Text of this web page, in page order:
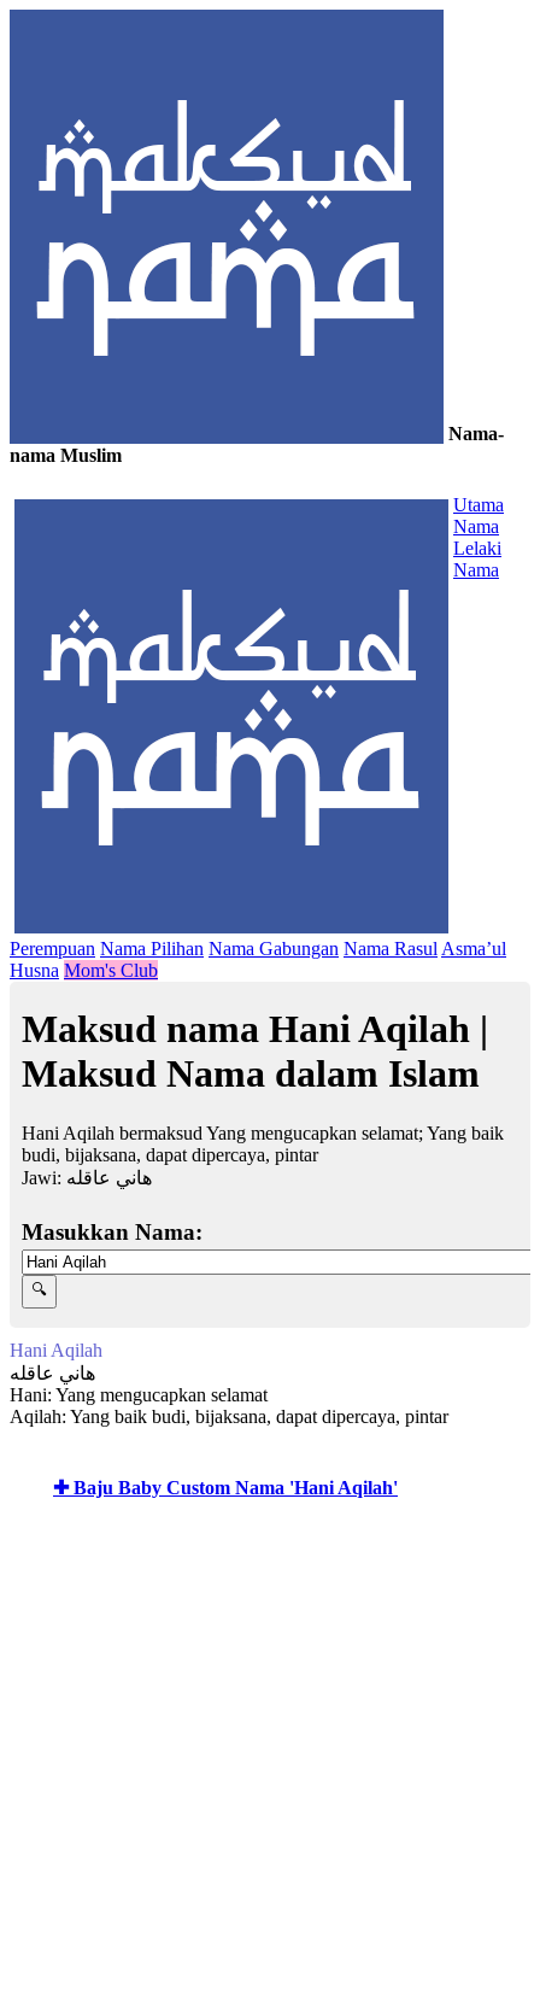
Nama-
nama Muslim
Utama
Nama
Lelaki
Nama
Perempuan Nama Pilihan Nama Gabungan Nama Rasul Asma’ul
Husna Mom's Club
Maksud nama Hani Aqilah |
Maksud Nama dalam Islam
Hani Aqilah bermaksud Yang mengucapkan selamat; Yang baik
budi, bijaksana, dapat dipercaya, pintar
Jawi: هاني عاقله
Masukkan Nama:
Hani Aqilah
هاني عاقله
Hani: Yang mengucapkan selamat
Aqilah: Yang baik budi, bijaksana, dapat dipercaya, pintar
✚ Baju Baby Custom Nama 'Hani Aqilah'